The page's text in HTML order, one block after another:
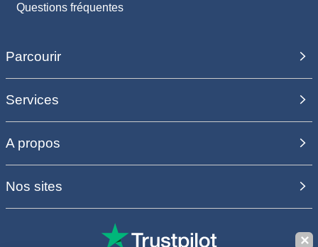
Questions fréquentes
Parcourir
Services
A propos
Nos sites
✕